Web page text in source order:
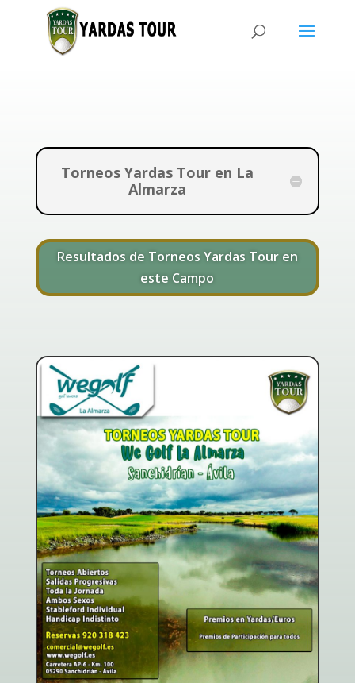
Torneos Yardas Tour en La
Almarza
Resultados de Torneos Yardas Tour en
este Campo